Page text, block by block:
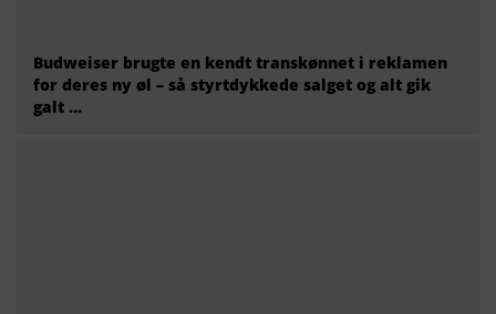
Budweiser brugte en kendt transkønnet i reklamen
for deres ny øl – så styrtdykkede salget og alt gik
galt …